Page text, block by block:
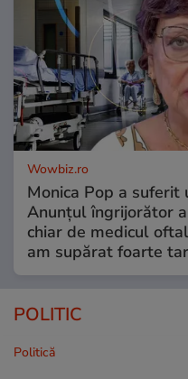
Wowbiz.ro
Monica Pop a suferit
Anunțul îngrijorător
chiar de medicul
am supărat foarte
POLITIC
Politică